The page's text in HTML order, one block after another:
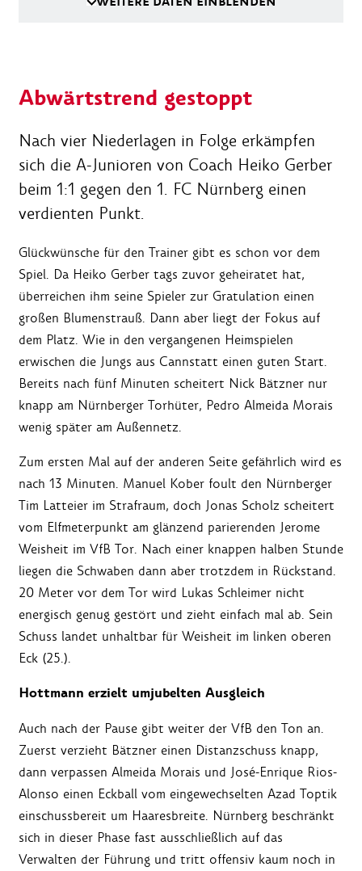
Abwärtstrend gestoppt
Nach vier Niederlagen in Folge erkämpfen
sich die A-Junioren von Coach Heiko Gerber
beim 1:1 gegen den 1. FC Nürnberg einen
verdienten Punkt.
Glückwünsche für den Trainer gibt es schon vor dem
Spiel. Da Heiko Gerber tags zuvor geheiratet hat,
überreichen ihm seine Spieler zur Gratulation einen
großen Blumenstrauß. Dann aber liegt der Fokus auf
dem Platz. Wie in den vergangenen Heimspielen
erwischen die Jungs aus Cannstatt einen guten Start.
Bereits nach fünf Minuten scheitert Nick Bätzner nur
knapp am Nürnberger Torhüter, Pedro Almeida Morais
wenig später am Außennetz.
Zum ersten Mal auf der anderen Seite gefährlich wird es
nach 13 Minuten. Manuel Kober foult den Nürnberger
Tim Latteier im Strafraum, doch Jonas Scholz scheitert
vom Elfmeterpunkt am glänzend parierenden Jerome
Weisheit im VfB Tor. Nach einer knappen halben Stunde
liegen die Schwaben dann aber trotzdem in Rückstand.
20 Meter vor dem Tor wird Lukas Schleimer nicht
energisch genug gestört und zieht einfach mal ab. Sein
Schuss landet unhaltbar für Weisheit im linken oberen
Eck (25.).
Hottmann erzielt umjubelten Ausgleich
Auch nach der Pause gibt weiter der VfB den Ton an.
Zuerst verzieht Bätzner einen Distanzschuss knapp,
dann verpassen Almeida Morais und José-Enrique Rios-
Alonso einen Eckball vom eingewechselten Azad Toptik
einschussbereit um Haaresbreite. Nürnberg beschränkt
sich in dieser Phase fast ausschließlich auf das
Verwalten der Führung und tritt offensiv kaum noch in